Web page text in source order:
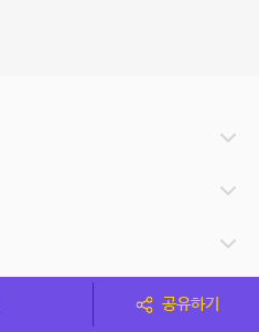
공유하기